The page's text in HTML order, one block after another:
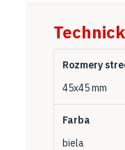
Rozmery
45x45 mm
Farba
biela